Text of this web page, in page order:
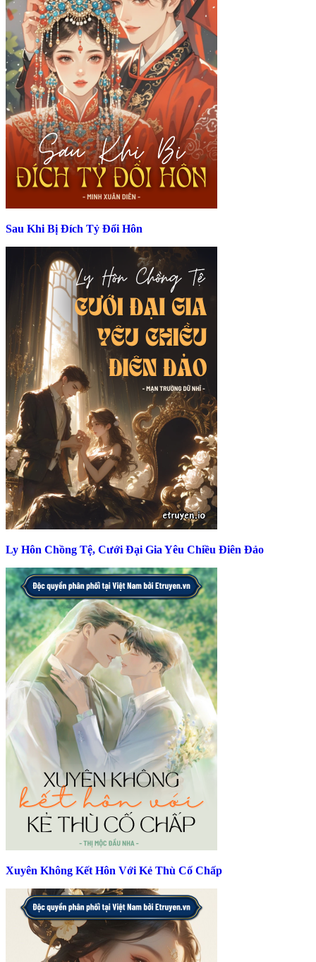
Sau Khi Bị Đích Tỷ Đổi Hôn
Ly Hôn Chồng Tệ, Cưới Đại Gia Yêu Chiều Điên Đảo
Xuyên Không Kết Hôn Với Kẻ Thù Cố Chấp